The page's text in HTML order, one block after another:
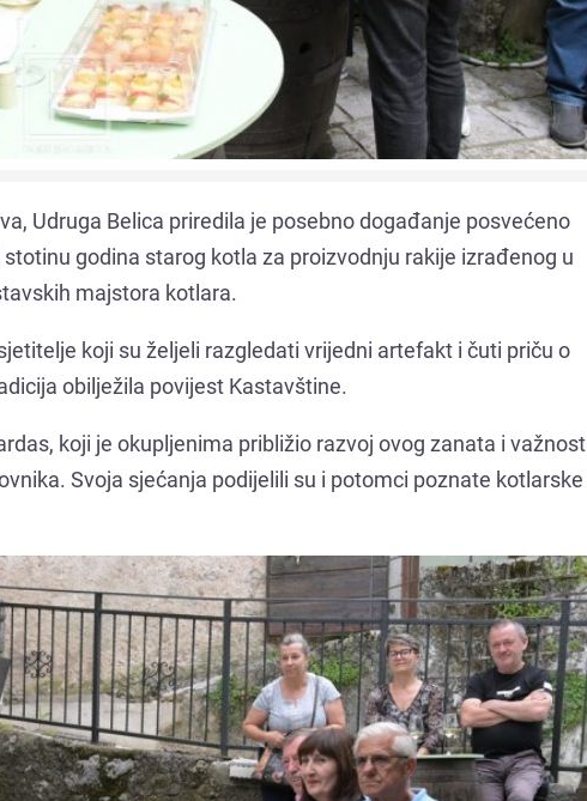
Udruga Belica priredila je posebno događanje posvećeno
godina starog kotla za proizvodnju rakije izrađenog u
majstora kotlara.
koji su željeli razgledati vrijedni artefakt i čuti priču o
obilježila povijest Kastavštine.
koji je okupljenima približio razvoj ovog zanata i važnost
Svoja sjećanja podijelili su i potomci poznate kotlarske